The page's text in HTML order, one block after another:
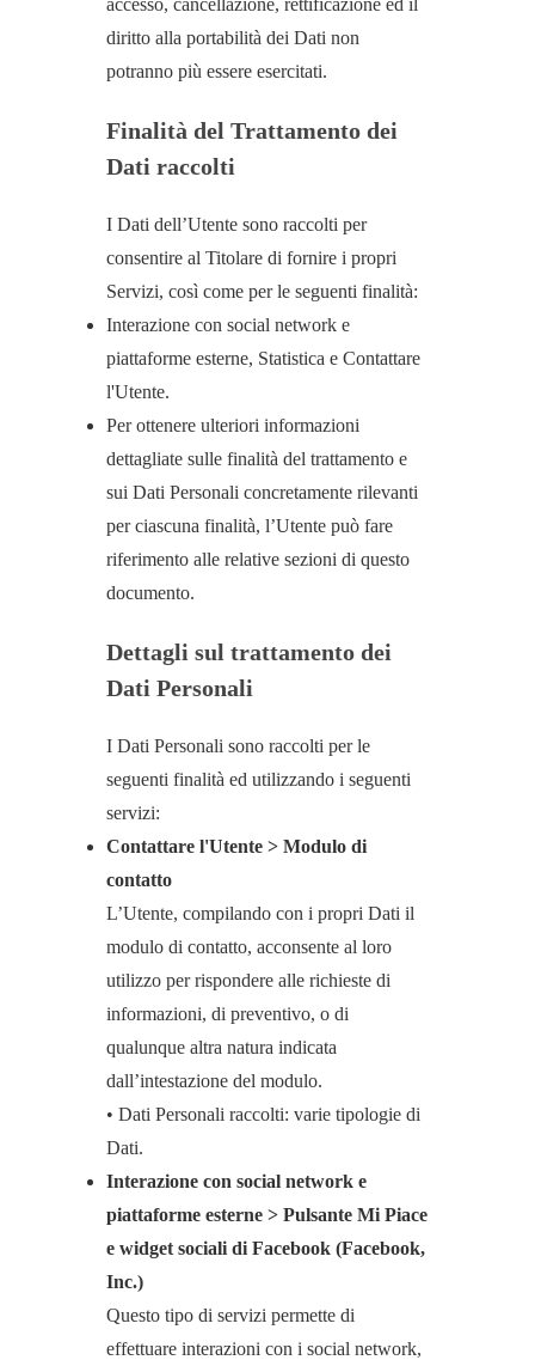
accesso, cancellazione, rettificazione ed il
diritto alla portabilità dei Dati non
potranno più essere esercitati.
Finalità del Trattamento dei
Dati raccolti
I Dati dell’Utente sono raccolti per
consentire al Titolare di fornire i propri
Servizi, così come per le seguenti finalità:
Interazione con social network e
piattaforme esterne, Statistica e Contattare
l'Utente.
Per ottenere ulteriori informazioni
dettagliate sulle finalità del trattamento e
sui Dati Personali concretamente rilevanti
per ciascuna finalità, l’Utente può fare
riferimento alle relative sezioni di questo
documento.
Dettagli sul trattamento dei
Dati Personali
I Dati Personali sono raccolti per le
seguenti finalità ed utilizzando i seguenti
servizi:
Contattare l'Utente > Modulo di
contatto
L’Utente, compilando con i propri Dati il
modulo di contatto, acconsente al loro
utilizzo per rispondere alle richieste di
informazioni, di preventivo, o di
qualunque altra natura indicata
dall’intestazione del modulo.
• Dati Personali raccolti: varie tipologie di
Dati.
Interazione con social network e
piattaforme esterne > Pulsante Mi Piace
e widget sociali di Facebook (Facebook,
Inc.)
Questo tipo di servizi permette di
effettuare interazioni con i social network,